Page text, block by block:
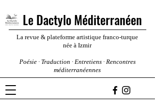
Le Dactylo Méditerranéen
La revue & plateforme artistique franco-turque
née à Izmir
Poésie · Traduction · Entretiens · Rencontres
méditerranéennes